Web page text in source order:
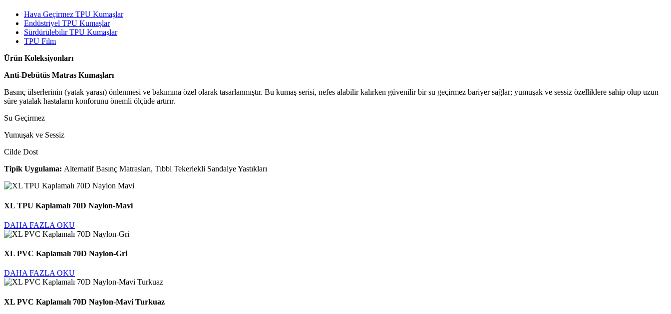
Hava Geçirmez TPU Kumaşlar
Endüstriyel TPU Kumaşlar
Sürdürülebilir TPU Kumaşlar
TPU Film
Ürün Koleksiyonları
Anti-Debütüs Matras Kumaşları
Basınç ülserlerinin (yatak yarası) önlenmesi ve bakımına özel olarak tasarlanmıştır. Bu kumaş serisi, nefes alabilir kalırken güvenilir bir su geçirmez bariyer sağlar; yumuşak ve sessiz özelliklere sahip olup uzun
süre yatalak hastaların konforunu önemli ölçüde artırır.
Su Geçirmez
Yumuşak ve Sessiz
Cilde Dost
Tipik Uygulama: Alternatif Basınç Matrasları, Tıbbi Tekerlekli Sandalye Yastıkları
XL TPU Kaplamalı 70D Naylon-Mavi
DAHA FAZLA OKU
XL PVC Kaplamalı 70D Naylon-Gri
DAHA FAZLA OKU
XL PVC Kaplamalı 70D Naylon-Mavi Turkuaz